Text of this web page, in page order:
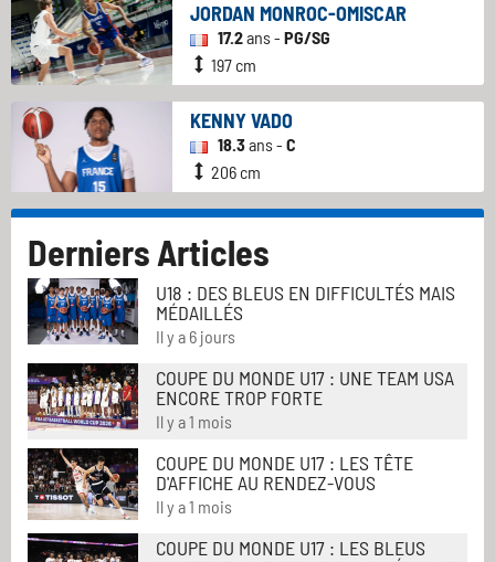
JORDAN MONROC-OMISCAR
17.2ans - PG/SG
197 cm
KENNY VADO
18.3ans - C
206 cm
Derniers Articles
U18 : DES BLEUS EN DIFFICULTÉS MAIS
MÉDAILLÉS
Il y a 6 jours
COUPE DU MONDE U17 : UNE TEAM USA
ENCORE TROP FORTE
Il y a 1 mois
COUPE DU MONDE U17 : LES TÊTE
D'AFFICHE AU RENDEZ-VOUS
Il y a 1 mois
COUPE DU MONDE U17 : LES BLEUS